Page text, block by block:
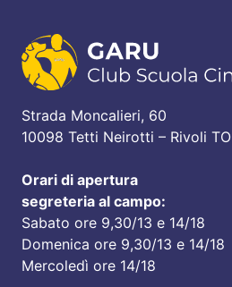
Strada Moncalieri, 60
10098 Tetti Neirotti – Rivoli TO
Orari di apertura
segreteria al campo:
Sabato ore 9,30/13 e 14/18
Domenica ore 9,30/13 e 14/18
Mercoledì ore 14/18